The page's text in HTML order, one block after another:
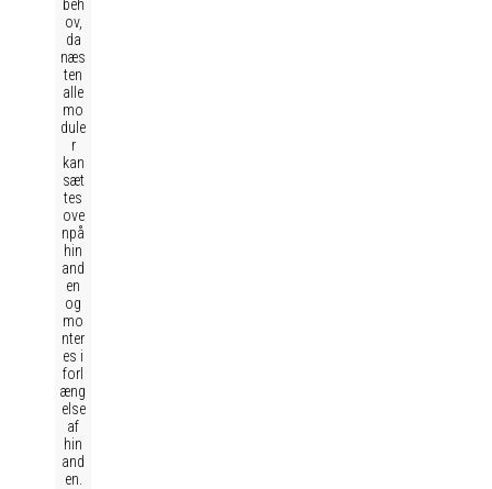
beh
ov,
da
næs
ten
alle
mo
dule
r
kan
sæt
tes
ove
npå
hin
and
en
og
mo
nter
es i
forl
æng
else
af
hin
and
en.